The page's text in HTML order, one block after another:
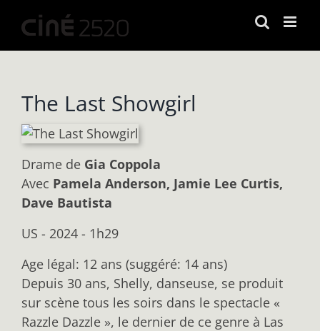
contenu
The Last Showgirl
Drame de Gia Coppola
Avec Pamela Anderson, Jamie Lee Curtis,
Dave Bautista
US - 2024 - 1h29
Age légal: 12 ans (suggéré: 14 ans)
Depuis 30 ans, Shelly, danseuse, se produit
sur scène tous les soirs dans le spectacle «
Razzle Dazzle », le dernier de ce genre à Las